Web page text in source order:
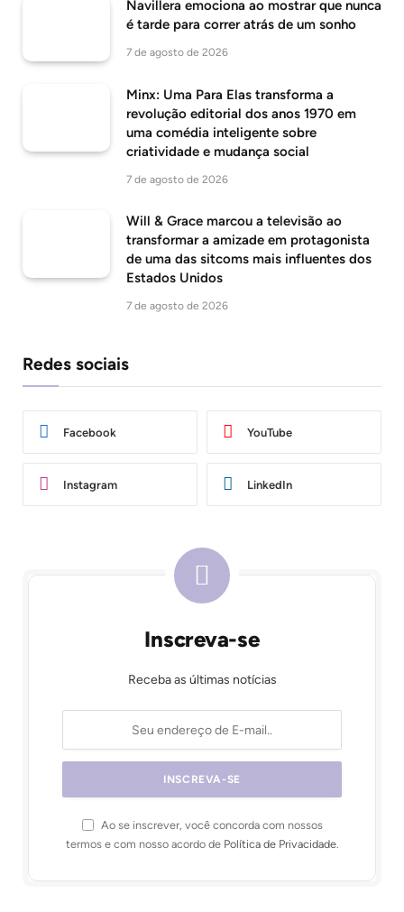
Navillera emociona ao mostrar que nunca
é tarde para correr atrás de um sonho
7 de agosto de 2026
Minx: Uma Para Elas transforma a
revolução editorial dos anos 1970 em
uma comédia inteligente sobre
criatividade e mudança social
7 de agosto de 2026
Will & Grace marcou a televisão ao
transformar a amizade em protagonista
de uma das sitcoms mais influentes dos
Estados Unidos
7 de agosto de 2026
Redes sociais
Facebook YouTube
Instagram LinkedIn
Inscreva-se
Receba as últimas notícias
Ao se inscrever, você concorda com nossos
termos e com nosso acordo de Política de Privacidade.